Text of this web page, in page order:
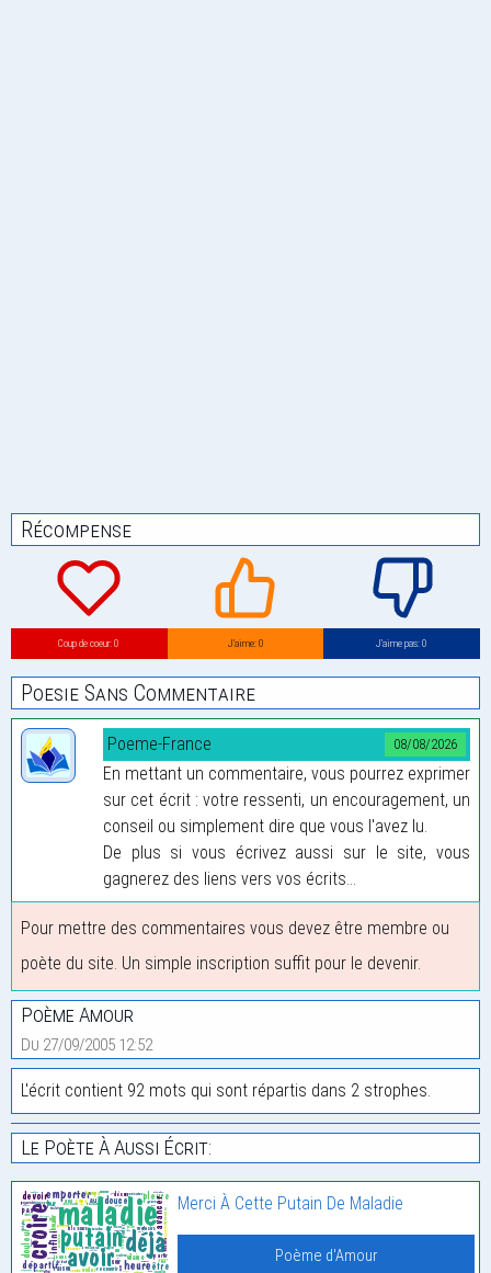
Récompense
Coup de coeur: 0 J’aime: 0 J’aime pas: 0
Poesie Sans Commentaire
08/08/2026
Poeme-France
En mettant un commentaire, vous pourrez exprimer
sur cet écrit : votre ressenti, un encouragement, un
conseil ou simplement dire que vous l'avez lu.
De plus si vous écrivez aussi sur le site, vous
gagnerez des liens vers vos écrits...
Pour mettre des commentaires vous devez être membre ou
poète du site. Un simple inscription suffit pour le devenir.
Poème Amour
Du 27/09/2005 12:52
L'écrit contient 92 mots qui sont répartis dans 2 strophes.
Le Poète À Aussi Écrit:
Merci À Cette Putain De Maladie
Poème d'Amour